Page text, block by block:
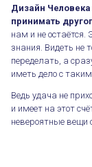
Дизайн
принимать
нам и не остаётся.
знания. Видеть не
переделать, а
иметь дело с
Ведь удача не
и имеет на этот
невероятные вещи